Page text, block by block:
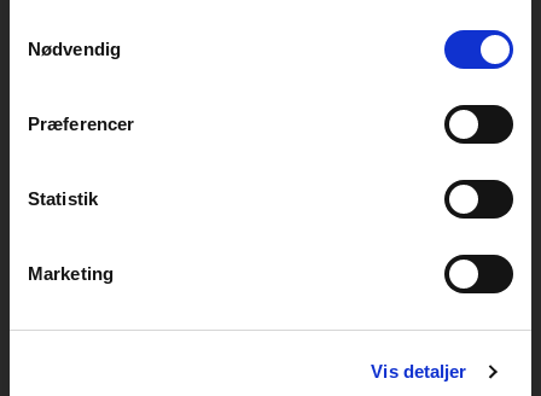
tilbagetrækker et samtykke.
Nødvendig
Præferencer
Statistik
Marketing
Vis detaljer
Kontakt teknisk support
Mandag-fredag: kl. 8-16